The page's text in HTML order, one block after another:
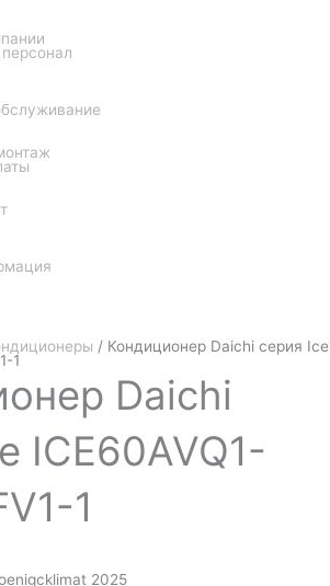
/ Кондиционер Daichi серия Ice
1
Daichi
ICE60AVQ1-
1